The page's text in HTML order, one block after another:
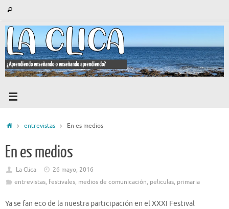
contenido
Buscar
Inicioentrevistas En es medios
En es medios
La Clica
26 mayo, 2016
entrevistas, festivales, medios de comunicación, peliculas, primaria
Ya se fan eco de la nuestra participación en el XXXI Festival